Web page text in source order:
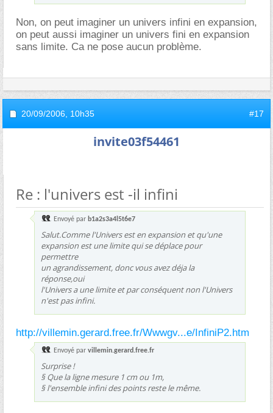
Non, on peut imaginer un univers infini en expansion,
on peut aussi imaginer un univers fini en expansion
sans limite. Ca ne pose aucun problème.
20/09/2006, 10h35 #17
invite03f54461
Re : l'univers est -il infini
Envoyé par b1a2s3a4l5t6e7
Salut.Comme l'Univers est en expansion et qu'une
expansion est une limite qui se déplace pour
permettre
un agrandissement, donc vous avez déja la
réponse,oui
l'Univers a une limite et par conséquent non l'Univers
n'est pas infini.
http://villemin.gerard.free.fr/Wwwgv...e/InfiniP2.htm
Envoyé par villemin.gerard.free.fr
Surprise !
§ Que la ligne mesure 1 cm ou 1m,
§ l'ensemble infini des points reste le même.